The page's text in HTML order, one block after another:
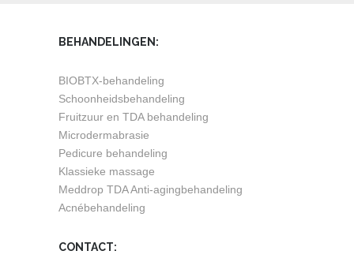
BEHANDELINGEN:
BIOBTX-behandeling
Schoonheidsbehandeling
Fruitzuur en TDA behandeling
Microdermabrasie
Pedicure behandeling
Klassieke massage
Meddrop TDA Anti-agingbehandeling
Acnébehandeling
CONTACT: